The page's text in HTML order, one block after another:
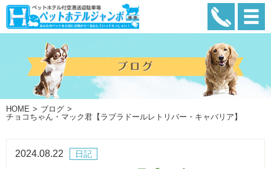
HOME
ブログ
チョコちゃん・マック君【ラブラドールレトリバー・キャバリア】
日記
2024.08.22